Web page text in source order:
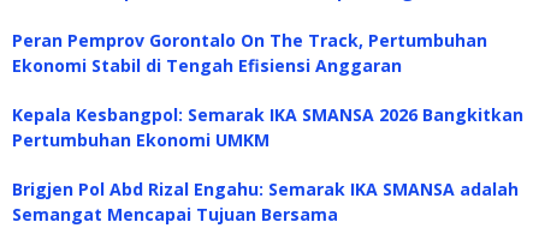
Peran Pemprov Gorontalo On The Track, Pertumbuhan
Ekonomi Stabil di Tengah Efisiensi Anggaran
Kepala Kesbangpol: Semarak IKA SMANSA 2026 Bangkitkan
Pertumbuhan Ekonomi UMKM
Brigjen Pol Abd Rizal Engahu: Semarak IKA SMANSA adalah
Semangat Mencapai Tujuan Bersama